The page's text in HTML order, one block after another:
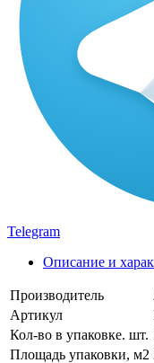
Telegram
Описание и
Производитель
Артикул
Кол-во в упаковке. шт.
Площадь упаковки, м2